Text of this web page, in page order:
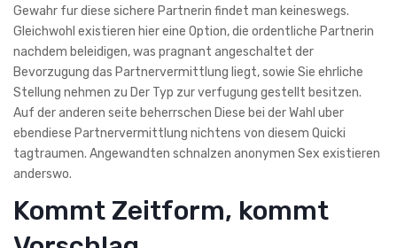
Gewahr fur diese sichere Partnerin findet man keineswegs.
Gleichwohl existieren hier eine Option, die ordentliche Partnerin
nachdem beleidigen, was pragnant angeschaltet der
Bevorzugung das Partnervermittlung liegt, sowie Sie ehrliche
Stellung nehmen zu Der Typ zur verfugung gestellt besitzen.
Auf der anderen seite beherrschen Diese bei der Wahl uber
ebendiese Partnervermittlung nichtens von diesem Quicki
tagtraumen. Angewandten schnalzen anonymen Sex existieren
anderswo.
Kommt Zeitform, kommt